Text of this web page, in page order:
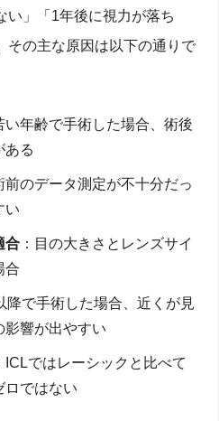
い」「1年後に視力が落ち
その主な原因は以下の通りで
い年齢で手術した場合、術後
ある
前のデータ測定が不十分だっ
い
合 ：目の大きさとレンズサイ
合
降で手術した場合、近くが見
影響が出やすい
ICLではレーシックと比べて
ロではない